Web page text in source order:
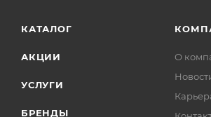
КАТАЛОГ
АКЦИИ
УСЛУГИ
БРЕНДЫ
О